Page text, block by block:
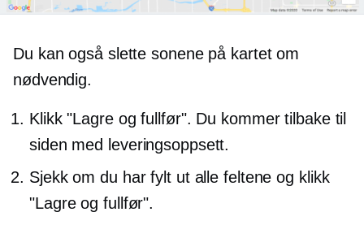
Du kan også slette sonene på kartet om
nødvendig.
Klikk "Lagre og fullfør". Du kommer tilbake til
siden med leveringsoppsett.
Sjekk om du har fylt ut alle feltene og klikk
"Lagre og fullfør".